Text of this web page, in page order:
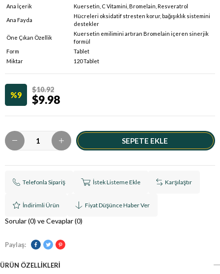
Ana İçerik
Kuersetin, C Vitamini, Bromelain, Resveratrol
Ana Fayda
Hücreleri oksidatif stresten korur, bağışıklık sistemini
destekler
Öne Çıkan Özellik
Kuersetin emilimini artıran Bromelain içeren sinerjik
formül
Form
Tablet
Miktar
120 Tablet
9
$10.92
$9.98
Telefonla Sipariş İstek Listeme Ekle Karşılaştır
İndirimli Ürün Fiyat Düşünce Haber Ver
Sorular (0) ve Cevaplar (0)
Paylaş:
ÜRÜN ÖZELLIKLERI